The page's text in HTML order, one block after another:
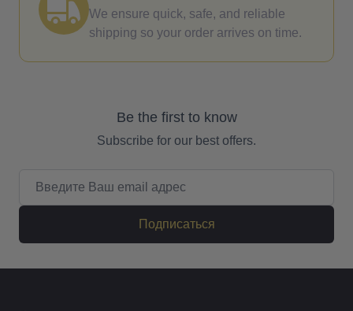
We ensure quick, safe, and reliable
shipping so your order arrives on time.
Be the first to know
Subscribe for our best offers.
Подписаться